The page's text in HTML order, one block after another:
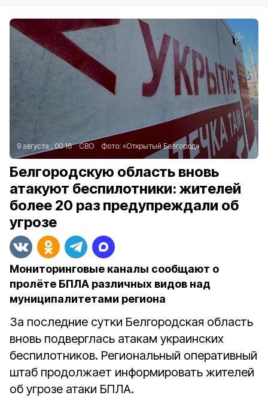
9 августа , 00:16 СВО Фото: «Открытый Белгород»
Белгородскую область вновь
атакуют беспилотники: жителей
более 20 раз предупреждали об
угрозе
Мониторинговые каналы сообщают о
пролёте БПЛА различных видов над
муниципалитетами региона
За последние сутки Белгородская область
вновь подверглась атакам украинских
беспилотников. Региональный оперативный
штаб продолжает информировать жителей
об угрозе атаки БПЛА.